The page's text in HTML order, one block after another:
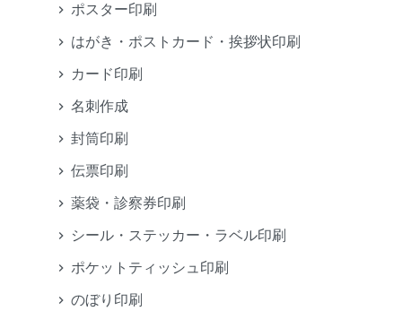
ポスター印刷
はがき・ポストカード・挨拶状印刷
カード印刷
名刺作成
封筒印刷
伝票印刷
薬袋・診察券印刷
シール・ステッカー・ラベル印刷
ポケットティッシュ印刷
のぼり印刷